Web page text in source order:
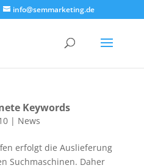
info@semmarketing.de
Keywords
| News
erfolgt die Auslieferung
Suchmaschinen. Daher